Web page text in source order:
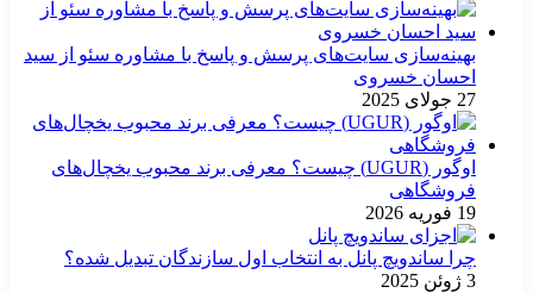
بهینه‌سازی سایت‌های پرسش و پاسخ با مشاوره سئو از سید
احسان خسروی
27 جولای 2025
اوگور (UGUR) چیست؟ معرفی برند محبوب یخچال‌های
فروشگاهی
19 فوریه 2026
چرا ساندویچ پانل به انتخاب اول سازندگان تبدیل شده؟
3 ژوئن 2025